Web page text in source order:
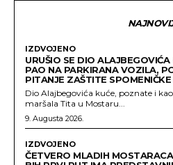
IZDVOJENO
URUŠIO SE DIO
PAO NA PARKIRANA VOZILA,
PITANJE ZAŠTITE
Dio Alajbegovića kuće, poznate i
maršala Tita u Mostaru...
9. Augusta 2026.
IZDVOJENO
ČETVERO MLADIH